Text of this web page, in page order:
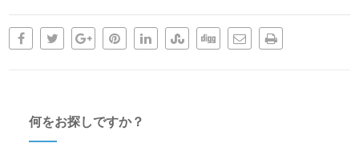
何をお探しですか？